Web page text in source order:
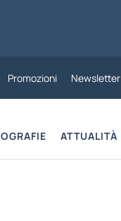
Promozioni Newsletter
ATTUALITÀ